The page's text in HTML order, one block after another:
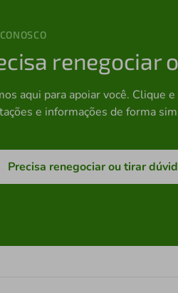
renegociar
aqui para apoiar você. Clique
e informações de forma
Precisa renegociar ou tirar